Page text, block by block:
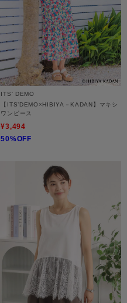
ITS' DEMO
【ITS’DEMO×HIBIYA－KADAN】マキシ
ワンピース
¥3,494
50%OFF